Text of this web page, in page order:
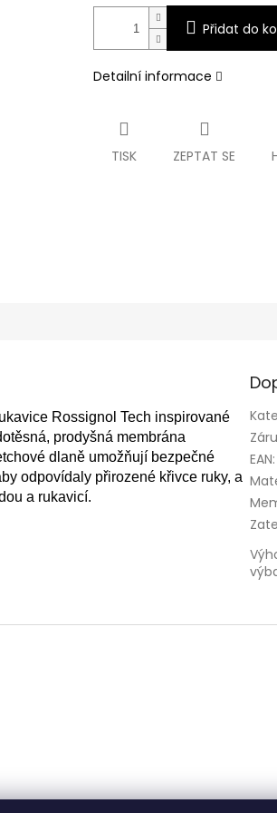
Přidat do
Detailní informace
TISK ZEPTAT SE
Rossignol Tech inspirované
prodyšná membrána
dlaně umožňují bezpečné
odpovídaly přirozené křivce ruky, a
a rukavicí.
EAN: